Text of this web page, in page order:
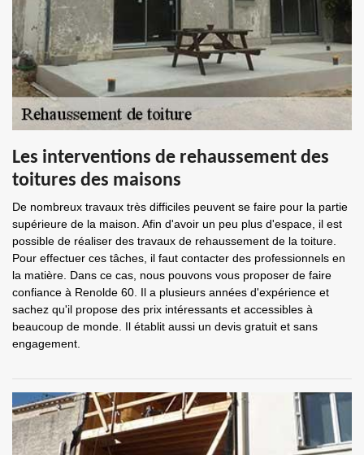
Les interventions de rehaussement des
toitures des maisons
De nombreux travaux très difficiles peuvent se faire pour la partie
supérieure de la maison. Afin d'avoir un peu plus d'espace, il est
possible de réaliser des travaux de rehaussement de la toiture.
Pour effectuer ces tâches, il faut contacter des professionnels en
la matière. Dans ce cas, nous pouvons vous proposer de faire
confiance à Renolde 60. Il a plusieurs années d'expérience et
sachez qu'il propose des prix intéressants et accessibles à
beaucoup de monde. Il établit aussi un devis gratuit et sans
engagement.